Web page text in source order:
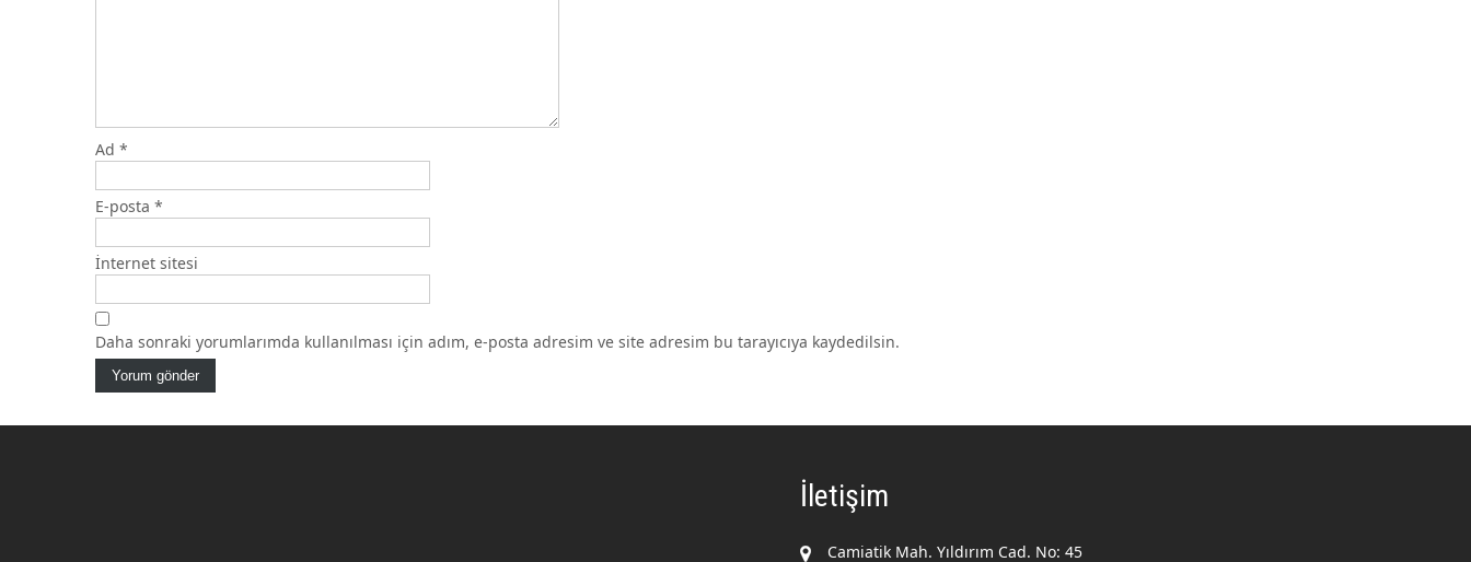
Ad *
E-posta *
İnternet sitesi
Daha sonraki yorumlarımda kullanılması için adım, e-posta adresim ve site adresim bu tarayıcıya kaydedilsin.
İletişim
Camiatik Mah. Yıldırım Cad. No: 45